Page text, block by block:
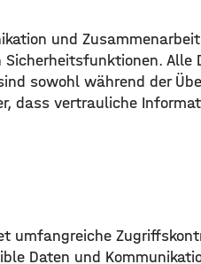
und
Sicherheitsfunktionen. Alle
sowohl während der
dass vertrauliche
umfangreiche
Daten und